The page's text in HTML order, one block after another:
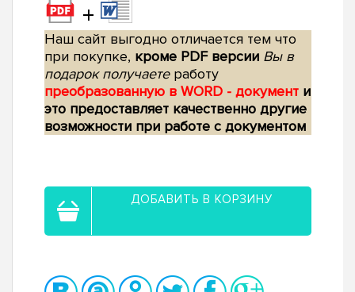
+
Наш сайт выгодно отличается тем что
при покупке, кроме PDF версии Вы в
подарок получаетеработу
преобразованную в WORD - документ и
это предоставляет качественно другие
возможности при работе с документом
ДОБАВИТЬ В КОРЗИНУ